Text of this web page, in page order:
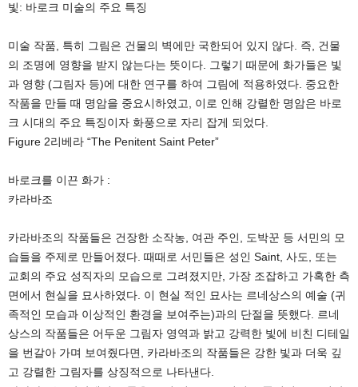
빛: 바로크 미술의 주요 특징
미술 작품, 특히 그림은 건물의 벽에만 국한되어 있지 않다. 즉, 건물
의 조명에 영향을 받지 않는다는 뜻이다. 그렇기 때문에 화가들은 빛
과 영향 (그림자 등)에 대한 연구를 하여 그림에 적용하였다. 중요한
작품을 만들 때 명암을 중요시하였고, 이로 인해 강렬한 명암은 바로
크 시대의 주요 특징이자 화풍으로 자리 잡게 되었다.
Figure 2리베라 “The Penitent Saint Peter”
바로크를 이끈 화가 :
카라바조
카라바조의 작품들은 건장한 소작농, 여관 주인, 도박꾼 등 서민의 모
습들을 주제로 만들어졌다. 때때로 서민들은 성인 Saint, 사도, 또는
교회의 주요 성직자의 모습으로 그려졌지만, 가장 조잡하고 가혹한 측
면에서 현실을 묘사하였다. 이 현실 적인 묘사는 르네상스의 예술 (귀
족적인 모습과 이상적인 환경을 보여주는)과의 단절을 뜻했다. 르네
상스의 작품들은 어두운 그림자 영역과 밝고 강력한 빛에 비친 디테일
을 번갈아 가며 보여줬다면, 카라바조의 작품들은 강한 빛과 더욱 깊
고 강렬한 그림자를 상징적으로 나타낸다.